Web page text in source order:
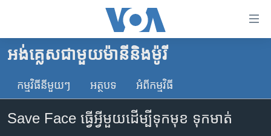
គេហទំព័រ​
ទាក់ទង
និង​
ចូល​
កម្ពុជា
អន្តរជាតិ
អង់គ្លេស​ជាមួយ​ម៉ានី​និង​ម៉ូរី
កម្មវិធី​នីមួយៗ អត្ថបទ​ អំពី​កម្មវិធី​
Save Face ធ្វើ​អ្វី​មួយ​ដើម្បី​ទុក​មុខ ទុក​មាត់